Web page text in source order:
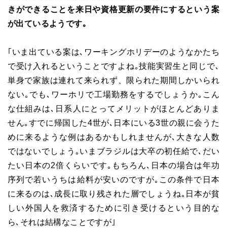
きができることを来日や資格更新の要件にするという案
が出ているようです｡
｢いま出ている案は､ワーキングホリデーのようなかたち
で受け入れるということですよね｡技能実習生と同じで､
単身で家族は連れて来られず、限られた期間しかいられ
ない｡でも､ワーホリで工場勤務をするでしょうか｡こん
な仕組みは､日系人にとってメリットがほとんどありま
せん｡すでに帰国した4世が､日本にいる3世の親に会うた
めに来るような例はあるかもしれませんが､大きな人数
ではないでしょう｡いまブラジルは大卒の初任給で､だい
たい日本の2倍くらいです｡もちろん､日本の場合は年功
序列で若いうちは給料が安いのですが｡この条件で日本
に来るのは､成長に取り残された層でしょうね｡日本が貧
しい外国人を救済するために引き受けるという目的な
ら､それは結構なことですが｣